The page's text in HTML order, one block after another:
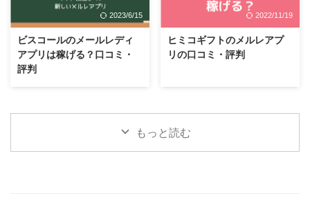
2023/6/15
ビスコールのメールレディ
アプリは稼げる？口コミ・
評判
2022/11/19
ヒミコギフトのメルレアプ
リの口コミ・評判
もっと読む